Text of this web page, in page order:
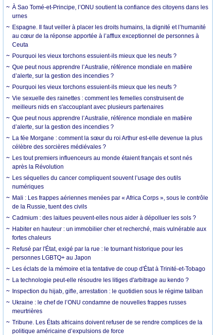
À Sao Tomé-et-Principe, l’ONU soutient la confiance des citoyens dans les
urnes
Espagne. Il faut veiller à placer les droits humains, la dignité et l’humanité
au cœur de la réponse apportée à l’afflux exceptionnel de personnes à
Ceuta
Pourquoi les vieux torchons essuient-ils mieux que les neufs ?
Que peut nous apprendre l’Australie, référence mondiale en matière
d’alerte, sur la gestion des incendies ?
Pourquoi les vieux torchons essuient-ils mieux que les neufs ?
Vie sexuelle des rainettes : comment les femelles construisent de
meilleurs nids en s'accouplant avec plusieurs partenaires
Que peut nous apprendre l’Australie, référence mondiale en matière
d’alerte, sur la gestion des incendies ?
La fée Morgane : comment la sœur du roi Arthur est-elle devenue la plus
célèbre des sorcières médiévales ?
Les tout premiers influenceurs au monde étaient français et sont nés
après la Révolution
Les séquelles du cancer compliquent souvent l’usage des outils
numériques
Mali : Les frappes aériennes menées par « Africa Corps », sous le contrôle
de la Russie, tuent des civils
Cadmium : des laitues peuvent-elles nous aider à dépolluer les sols ?
Habiter en hauteur : un immobilier cher et recherché, mais vulnérable aux
fortes chaleurs
Refusé par l'État, exigé par la rue : le tournant historique pour les
personnes LGBTQ+ au Japon
Les éclats de la mémoire et la tentative de coup d'État à Trinité-et-Tobago
La technologie peut-elle résoudre les litiges d'arbitrage au kendo ?
Inspection du hijab, gifle, arrestation : le quotidien sous le régime taliban
Ukraine : le chef de l’ONU condamne de nouvelles frappes russes
meurtrières
Tribune. Les États africains doivent refuser de se rendre complices de la
politique américaine d’expulsions de force